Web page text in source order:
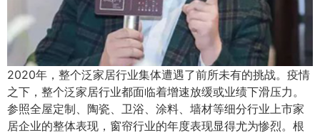
2020年，整个泛家居行业集体遭遇了前所未有的挑战。疫情
之下，整个泛家居行业都面临着增速放缓或业绩下滑压力。
参照全屋定制、陶瓷、卫浴、涂料、墙材等细分行业上市家
居企业的整体表现，窗帘行业的年度表现显得尤为惨烈。根